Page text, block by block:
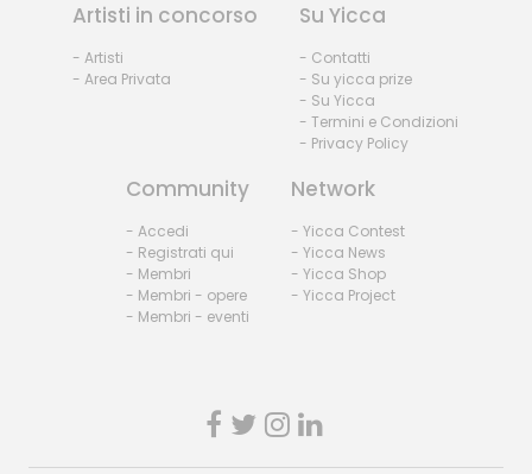
Artisti in concorso
- Artisti
- Area Privata
Su Yicca
- Contatti
- Su yicca prize
- Su Yicca
- Termini e Condizioni
- Privacy Policy
Community
- Accedi
- Registrati qui
- Membri
- Membri - opere
- Membri - eventi
Network
- Yicca Contest
- Yicca News
- Yicca Shop
- Yicca Project